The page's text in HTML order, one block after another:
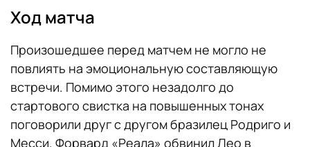
Ход матча
Произошедшее перед матчем не могло не
повлиять на эмоциональную составляющую
встречи. Помимо этого незадолго до
стартового свистка на повышенных тонах
поговорили друг с другом бразилец Родриго и
Месси. Форвард «Реала» обвинил Лео в